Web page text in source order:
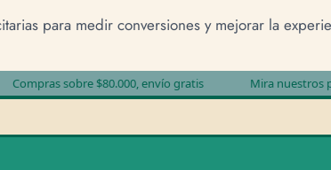
para medir conversiones y mejorar la
sobre $80.000, envío gratis Mira nuestros productos